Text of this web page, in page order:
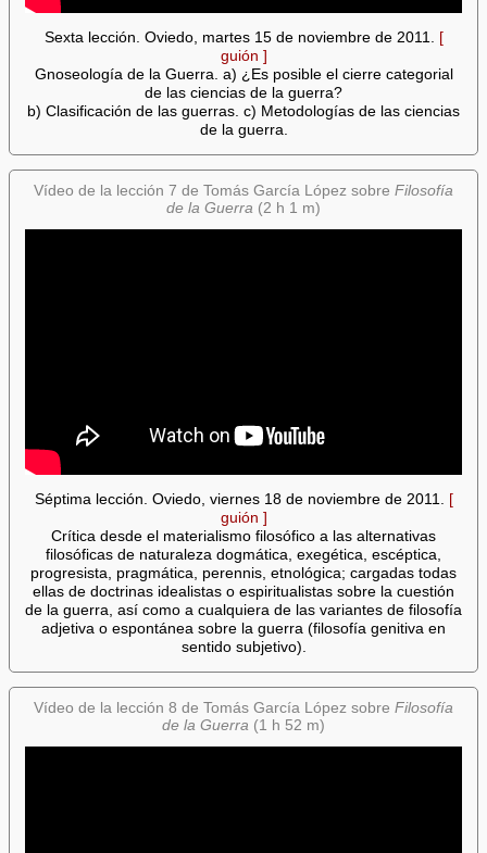
Sexta lección. Oviedo, martes 15 de noviembre de 2011. [
guión ]
Gnoseología de la Guerra. a) ¿Es posible el cierre categorial
de las ciencias de la guerra?
b) Clasificación de las guerras. c) Metodologías de las ciencias
de la guerra.
Vídeo de la lección 7 de Tomás García López sobre Filosofía
de la Guerra (2 h 1 m)
Séptima lección. Oviedo, viernes 18 de noviembre de 2011. [
guión ]
Crítica desde el materialismo filosófico a las alternativas
filosóficas de naturaleza dogmática, exegética, escéptica,
progresista, pragmática, perennis, etnológica; cargadas todas
ellas de doctrinas idealistas o espiritualistas sobre la cuestión
de la guerra, así como a cualquiera de las variantes de filosofía
adjetiva o espontánea sobre la guerra (filosofía genitiva en
sentido subjetivo).
Vídeo de la lección 8 de Tomás García López sobre Filosofía
de la Guerra (1 h 52 m)